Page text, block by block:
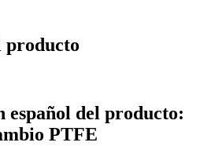
producto
español del producto:
PTFE